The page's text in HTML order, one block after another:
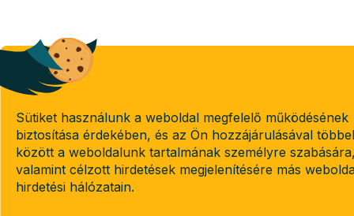
Sütiket használunk a weboldal megfelelő működésének
biztosítása érdekében, és az Ön hozzájárulásával
között a weboldalunk tartalmának személyre
valamint célzott hirdetések megjelenítésére más
hirdetési hálózatain.